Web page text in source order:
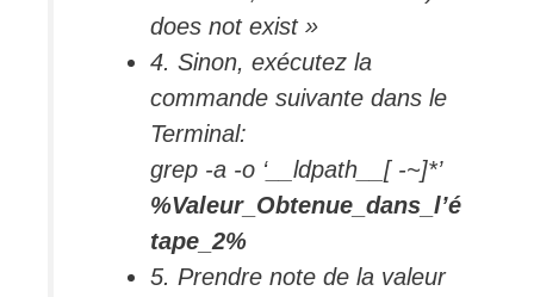
does not exist »
4. Sinon, exécutez la
commande suivante dans le
Terminal:
grep -a -o ‘__ldpath__[ -~]*’
%Valeur_Obtenue_dans_l’é
tape_2%
5. Prendre note de la valeur